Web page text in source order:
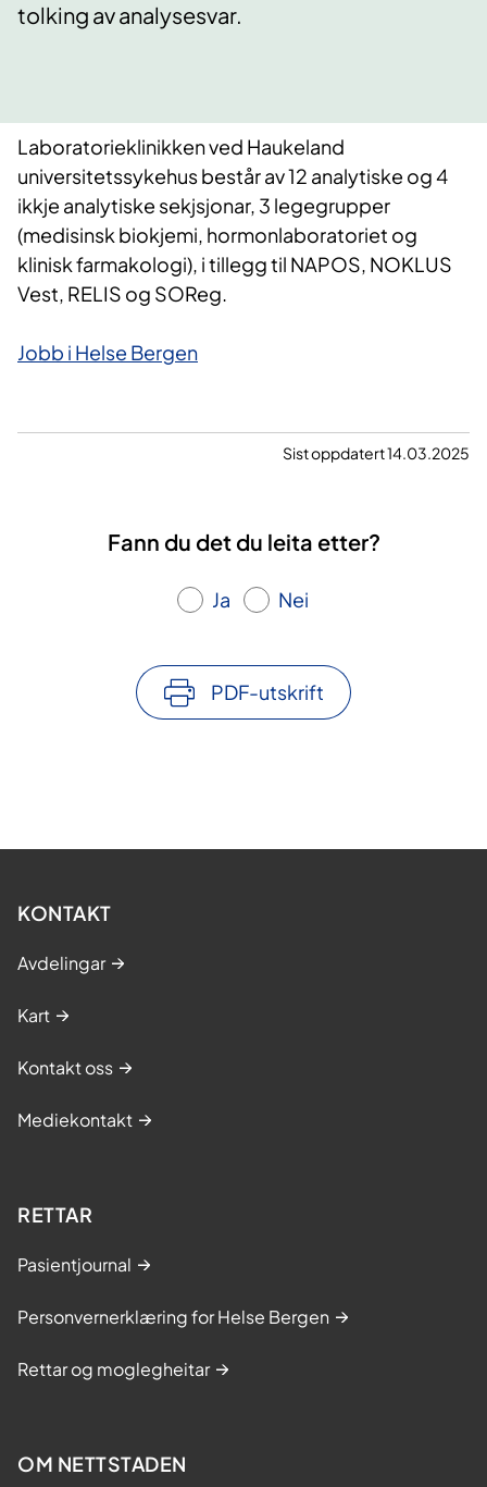
tolking av analysesvar.
Laboratorieklinikken ved Haukeland
universitetssykehus består av 12 analytiske og 4
ikkje analytiske sekjsjonar, 3 legegrupper
(medisinsk biokjemi, hormonlaboratoriet og
klinisk farmakologi), i tillegg til NAPOS, NOKLUS
Vest, RELIS og SOReg.
Jobb i Helse Bergen
Sist oppdatert 14.03.2025
Fann du det du leita etter?
Ja Nei
PDF-utskrift
KONTAKT
Avdelingar
Kart
Kontakt oss
Mediekontakt
RETTAR
Pasientjournal
Personvernerklæring for Helse Bergen
Rettar og moglegheitar
OM NETTSTADEN